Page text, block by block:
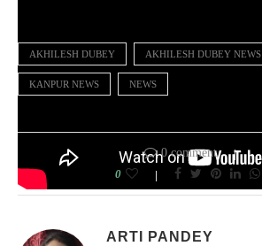
AKHILESH DUBEY AKHILESH DUBEY NEWS
KANPUR NEWS NEWS
0 comment
0
ARTI PANDEY